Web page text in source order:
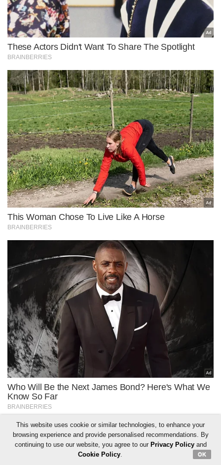
This website uses cookie or similar technologies, to enhance your
browsing experience and provide personalised recommendations. By
continuing to use our website, you agree to our Privacy Policyand
Cookie Policy. OK